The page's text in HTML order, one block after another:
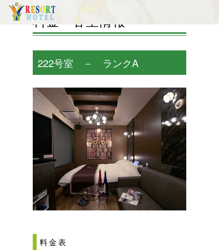
料金・客室情報
222号室 － ランクA
料金表